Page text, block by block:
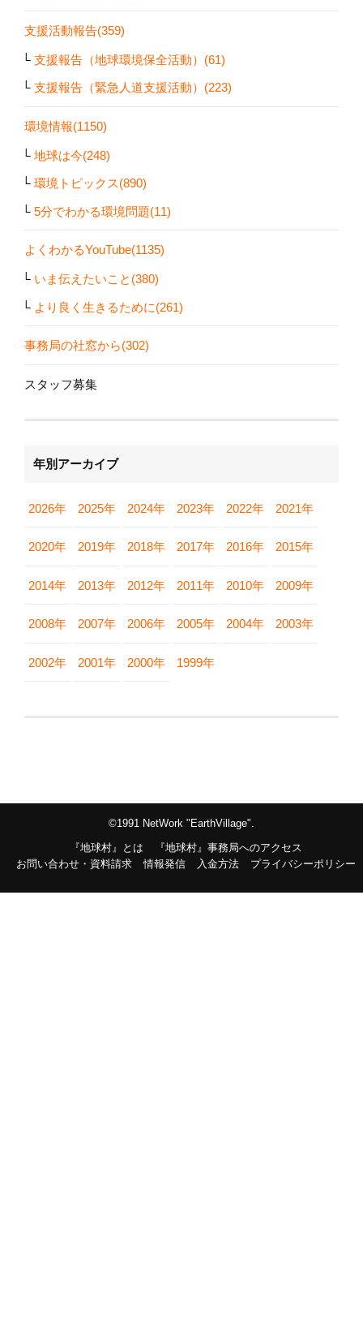
支援活動報告(359)
支援報告（地球環境保全活動）(61)
支援報告（緊急人道支援活動）(223)
環境情報(1150)
地球は今(248)
環境トピックス(890)
5分でわかる環境問題(11)
よくわかるYouTube(1135)
いま伝えたいこと(380)
より良く生きるために(261)
事務局の社窓から(302)
スタッフ募集
年別アーカイブ
2026年 2025年 2024年 2023年 2022年 2021年
2020年 2019年 2018年 2017年 2016年 2015年
2014年 2013年 2012年 2011年 2010年 2009年
2008年 2007年 2006年 2005年 2004年 2003年
2002年 2001年 2000年 1999年
©1991 NetWork "EarthVillage".
『地球村』とは
『地球村』事務局へのアクセス
お問い合わせ・資料請求
情報発信 入金方法 プライバシーポリシー